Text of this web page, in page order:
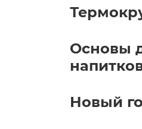
Основы
Новый